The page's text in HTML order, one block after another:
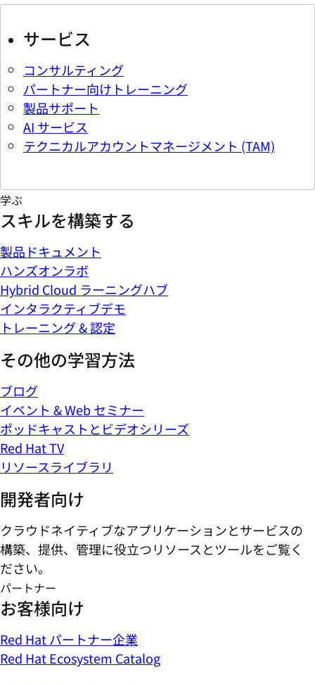
サービス
コンサルティング
パートナー向けトレーニング
製品サポート
AI サービス
テクニカルアカウントマネージメント (TAM)
学ぶ
スキルを構築する
製品ドキュメント
ハンズオンラボ
Hybrid Cloud ラーニングハブ
インタラクティブデモ
トレーニング & 認定
その他の学習方法
ブログ
イベント & Web セミナー
ポッドキャストとビデオシリーズ
Red Hat TV
リソースライブラリ
開発者向け
クラウドネイティブなアプリケーションとサービスの
構築、提供、管理に役立つリソースとツールをご覧く
ださい。
パートナー
お客様向け
Red Hat パートナー企業
Red Hat Ecosystem Catalog